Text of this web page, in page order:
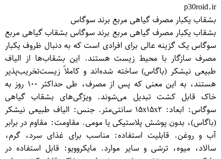
p30roid.ir
بشقاب یکبار مصرف گیاهی مربع برند سوگاس
بشقاب یکبار مصرف گیاهی مربع برند سوگاس بشقاب گیاهی مربع
سوگاس یک گزینه عالی برای افرادی است که به دنبال ظروف یکبار
مصرف سازگار با محیط زیست هستند. این بشقاب‌ها از الیاف
طبیعی نیشکر (باگاس) ساخته شده‌اند و کاملاً زیست‌تخریب‌پذیر
هستند، به این معنی که پس از مصرف، طی حداکثر ۱۰۰ روز به
خاک قابل کشت تبدیل می‌شوند. ویژگی‌های بشقاب گیاهی
سوگاس: ابعاد: ۱۵x۱۵x۲ سانتی‌متر. جنس: الیاف طبیعی نیشکر
(باگاس)، بدون پوشش پلاستیکی یا مومی. مقاومت: مقاوم در برابر
آب و روغن. قابلیت استفاده: مناسب برای غذای سرد، گرم،
سالاد، میوه، ترشی و سایر موارد. مایکروویو: قابل استفاده در